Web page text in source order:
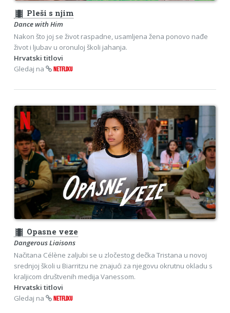
theaters Pleši s njim
Dance with Him
Nakon što joj se život raspadne, usamljena žena ponovo nađe
život i ljubav u oronuloj školi jahanja.
Hrvatski titlovi
Gledaj na
NETFLIXU
theaters Opasne veze
Dangerous Liaisons
Načitana Célène zaljubi se u zločestog dečka Tristana u novoj
srednjoj školi u Biarritzu ne znajući za njegovu okrutnu okladu s
kraljicom društvenih medija Vanessom.
Hrvatski titlovi
Gledaj na
NETFLIXU